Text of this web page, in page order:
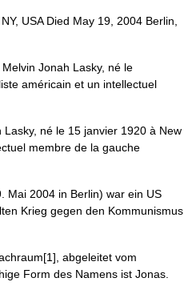
USA Died May 19, 2004 Berlin,
Jonah Lasky, né le
américain et un intellectuel
né le 15 janvier 1920 à New
membre de la gauche
Mai 2004 in Berlin) war ein US
Krieg gegen den Kommunismus.
abgeleitet vom
Form des Namens ist Jonas.